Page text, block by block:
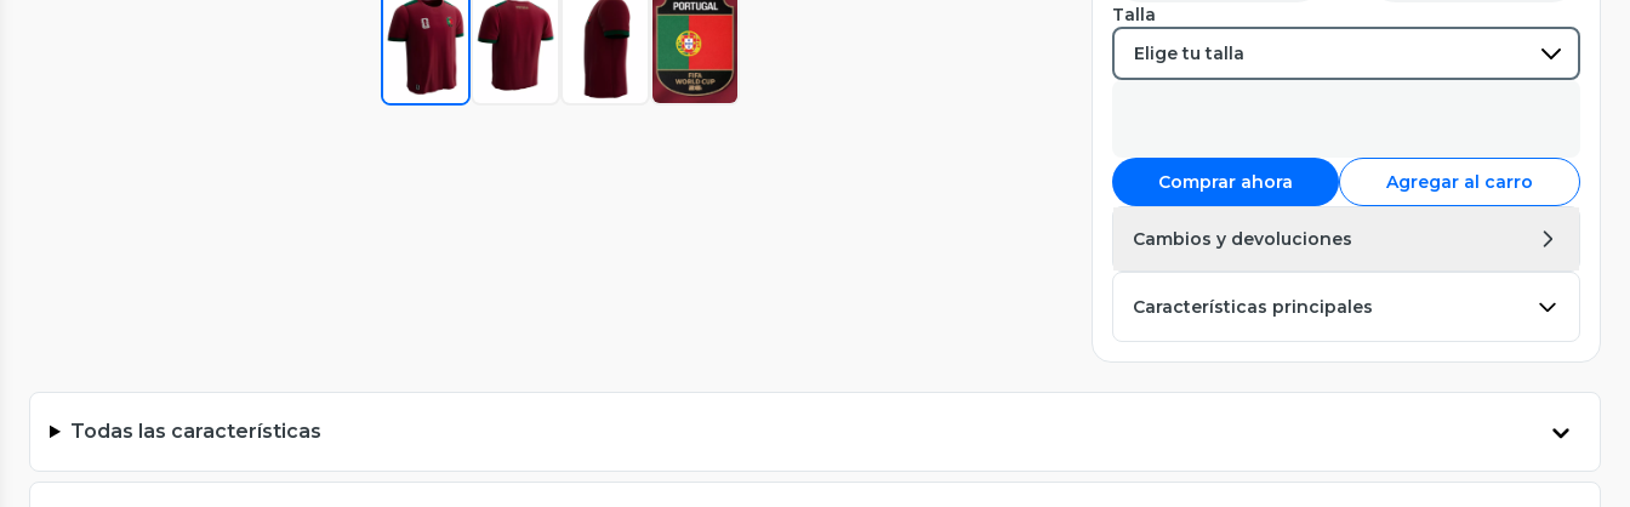
Talla
Comprar ahora Agregar al carro
Cambios y devoluciones
Características principales
Todas las características